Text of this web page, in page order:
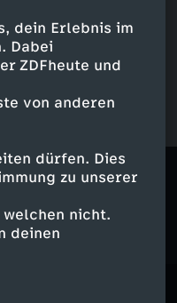
dein Erlebnis im
Dabei
ZDFheute und
von anderen
dürfen. Dies
zu unserer
nicht.
deinen